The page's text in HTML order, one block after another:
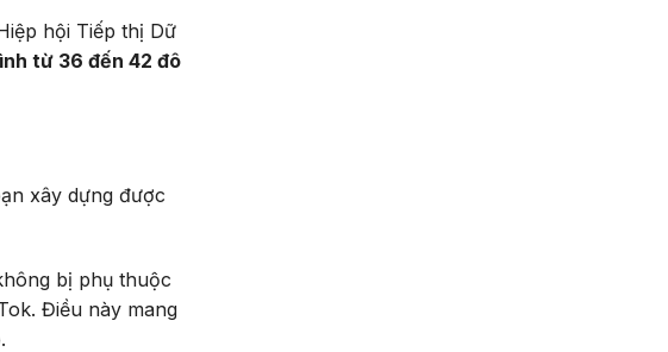
hội Tiếp thị Dữ
từ 36 đến 42 đô
xây dựng được
bị phụ thuộc
Điều này mang